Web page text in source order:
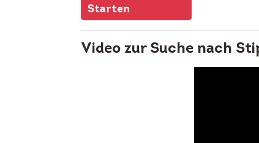
Starten
Video zur Suche nach